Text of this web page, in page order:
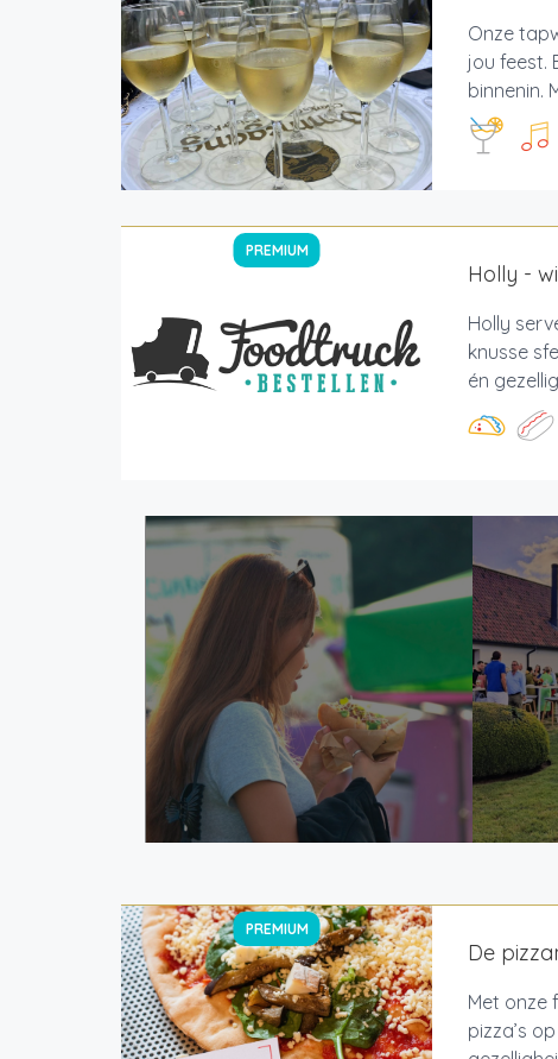
Onze
jou feest.
binnenin.
PREMIUM
Holly -
Holly
knusse
én
PREMIUM
De
Met onze
pizza’s